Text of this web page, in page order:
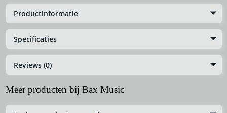
Productinformatie
Specificaties
Reviews (0)
Meer producten bij Bax Music